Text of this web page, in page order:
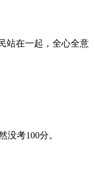
站在一起，全心全意
没考100分。